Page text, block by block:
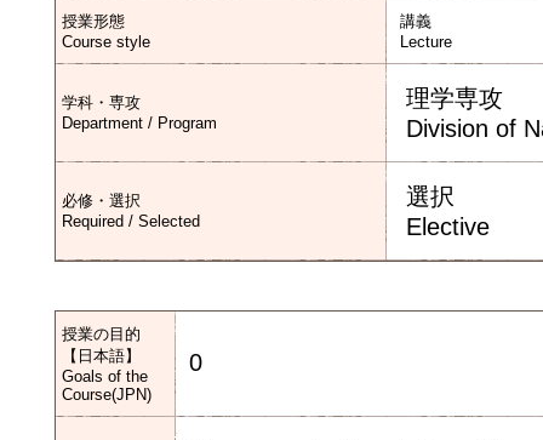
授業形態
Course style
講義
Lecture
学科・専攻
Department / Program
理学専攻
Division of
必修・選択
Required / Selected
選択
Elective
授業の目的
【日本語】
Goals of the
Course(JPN)
0